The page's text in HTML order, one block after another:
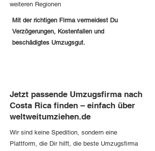
weiteren Regionen
Mit der richtigen Firma vermeidest Du
Verzögerungen, Kostenfallen und
beschädigtes Umzugsgut.
Jetzt passende Umzugsfirma nach
Costa Rica finden – einfach über
weltweitumziehen.de
Wir sind keine Spedition, sondern eine
Plattform, die Dir hilft, die beste Umzugsfirma